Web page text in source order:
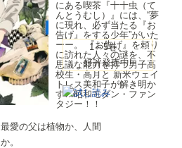
にある喫茶『十十虫（て
んとうむし）』には、“夢
に現れ、必ず当たる『お
告げ』をする少年”がいた
ーー。 『お告げ』を頼り
に訪れた人々の謎を、不
思議な能力を持つ男子高
校生・高月と 新米ウェイ
トレス美和子が解き明か
す…昭和モダン・ファン
タジー！！
1～5巻、
好評発売中!
最愛の父は植物か、人間
か。